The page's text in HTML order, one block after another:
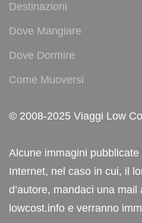
Destinazioni
Dove Mangiare
Dove Dormire
Come Muoversi
© 2008-2025 Viaggi Low
Alcune immagini
Internet, nel caso in cui, il
d’autore, mandaci una
lowcost.info e verranno